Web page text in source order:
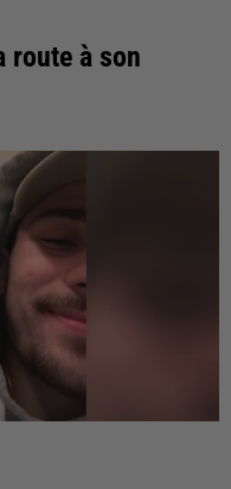
route à son